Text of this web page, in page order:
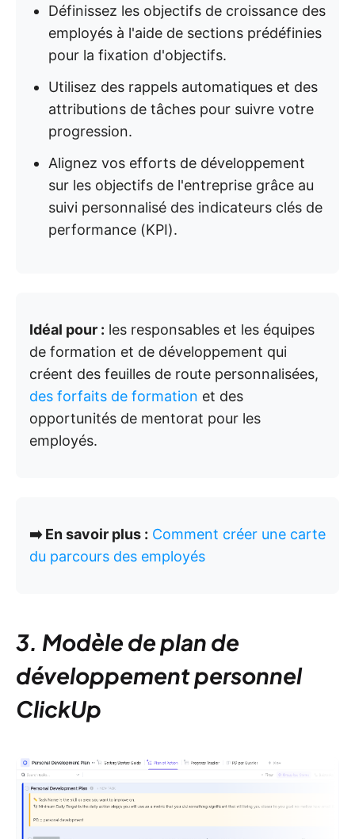
Définissez les objectifs de croissance des
employés à l'aide de sections prédéfinies
pour la fixation d'objectifs.
Utilisez des rappels automatiques et des
attributions de tâches pour suivre votre
progression.
Alignez vos efforts de développement
sur les objectifs de l'entreprise grâce au
suivi personnalisé des indicateurs clés de
performance (KPI).
Idéal pour : les responsables et les équipes
de formation et de développement qui
créent des feuilles de route personnalisées,
des forfaits de formation et des
opportunités de mentorat pour les
employés.
➡️ En savoir plus : Comment créer une carte
du parcours des employés
3. Modèle de plan de
développement personnel
ClickUp